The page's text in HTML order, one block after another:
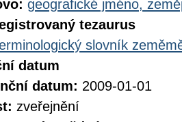
geografické jméno,
tezaurus
slovník
datum
datum: 2009-01-01
zveřejnění